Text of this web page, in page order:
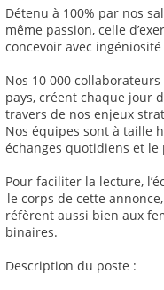
Détenu à 100% par nos
même passion, celle
concevoir avec
Nos 10 000
pays, créent chaque jour
travers de nos enjeux
Nos équipes sont à taille
échanges quotidiens et le
Pour faciliter la lecture,
le corps de cette
réfèrent aussi bien aux
binaires.
Description du poste :